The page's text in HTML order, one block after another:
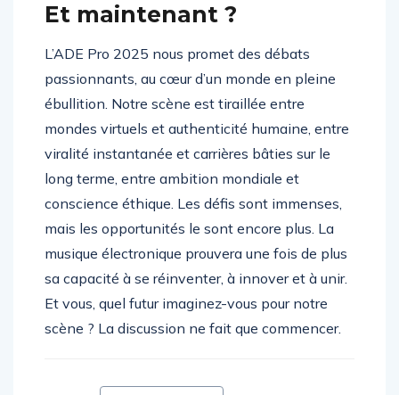
Et maintenant ?
L’ADE Pro 2025 nous promet des débats
passionnants, au cœur d’un monde en pleine
ébullition. Notre scène est tiraillée entre
mondes virtuels et authenticité humaine, entre
viralité instantanée et carrières bâties sur le
long terme, entre ambition mondiale et
conscience éthique. Les défis sont immenses,
mais les opportunités le sont encore plus. La
musique électronique prouvera une fois de plus
sa capacité à se réinventer, à innover et à unir.
Et vous, quel futur imaginez-vous pour notre
scène ? La discussion ne fait que commencer.